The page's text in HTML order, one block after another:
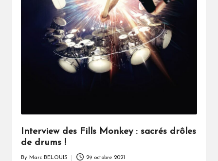
Interview des Fills Monkey : sacrés drôles
de drums !
By Marc BELOUIS 29 octobre 2021